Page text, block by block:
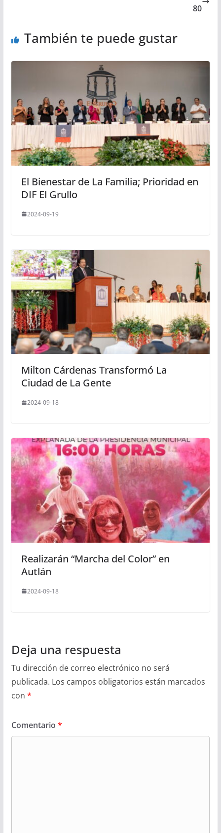
80
También te puede gustar
El Bienestar de La Familia; Prioridad en
DIF El Grullo
2024-09-19
Milton Cárdenas Transformó La
Ciudad de La Gente
2024-09-18
Realizarán “Marcha del Color” en
Autlán
2024-09-18
Deja una respuesta
Tu dirección de correo electrónico no será
publicada. Los campos obligatorios están marcados
con *
Comentario *